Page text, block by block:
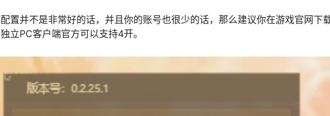
置并不是非常好的话，并且你的账号也很少的话，那么建议你在游戏官网下
立PC客户端官方可以支持4开。